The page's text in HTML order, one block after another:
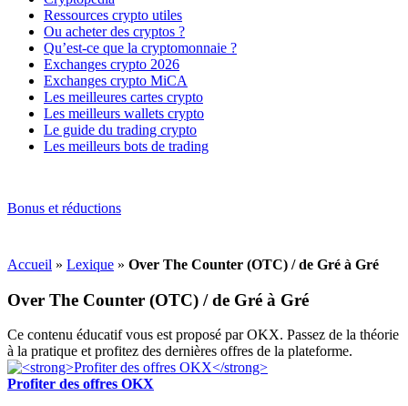
Ressources crypto utiles
Ou acheter des cryptos ?
Qu’est-ce que la cryptomonnaie ?
Exchanges crypto 2026
Exchanges crypto MiCA
Les meilleures cartes crypto
Les meilleurs wallets crypto
Le guide du trading crypto
Les meilleurs bots de trading
Bonus et réductions
Accueil » Lexique » Over The Counter (OTC) / de Gré à Gré
Over The Counter (OTC) / de Gré à Gré
Ce contenu éducatif vous est proposé par OKX. Passez de la théorie
à la pratique et profitez des dernières offres de la plateforme.
Profiter des offres OKX